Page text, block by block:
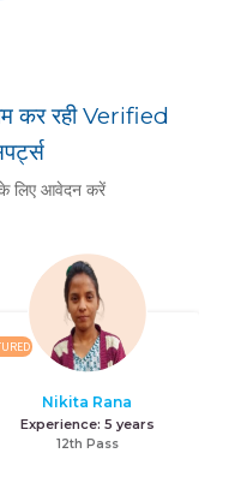
कर रही Verified
लिए आवेदन करें
Nikita Rana
Experience: 5 years
12th Pass